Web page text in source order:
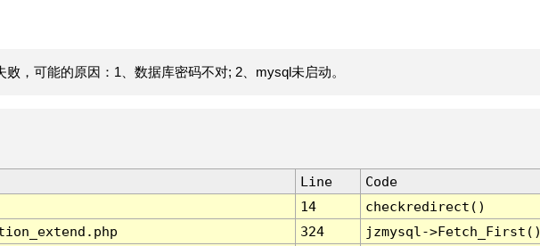
，可能的原因：1、数据库密码不对; 2、mysql未启动。
Line
Code
14
checkredirect()
324
jzmysql-